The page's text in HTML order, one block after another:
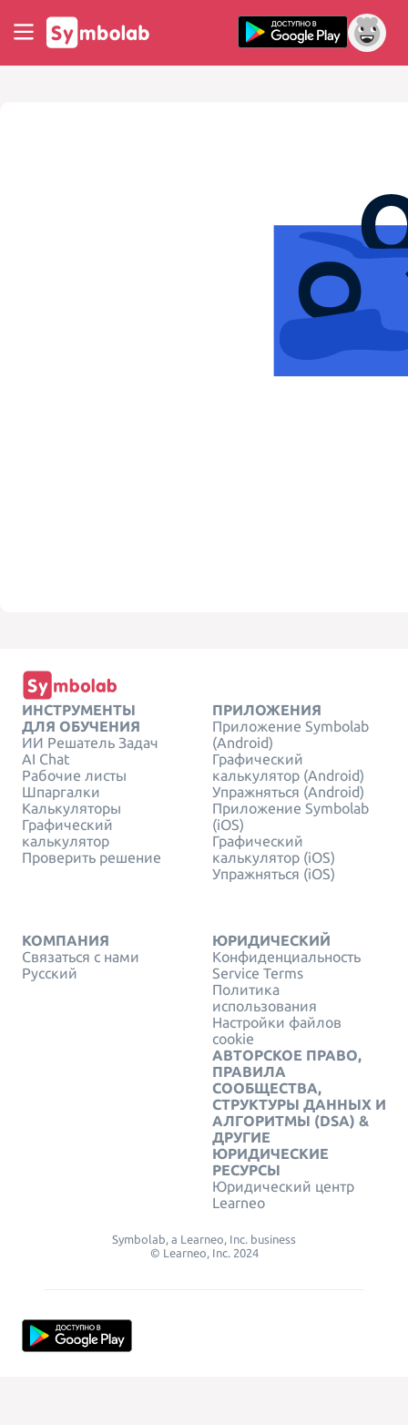
ИНСТРУМЕНТЫ
ДЛЯ ОБУЧЕНИЯ
ИИ Решатель Задач
AI Chat
Рабочие листы
Шпаргалки
Калькуляторы
Графический
калькулятор
Проверить решение
ПРИЛОЖЕНИЯ
Приложение Symbolab
(Android)
Графический
калькулятор (Android)
Упражняться (Android)
Приложение Symbolab
(iOS)
Графический
калькулятор (iOS)
Упражняться (iOS)
КОМПАНИЯ
Связаться с нами
Русский
ЮРИДИЧЕСКИЙ
Конфиденциальность
Service Terms
Политика
использования
Настройки файлов
cookie
АВТОРСКОЕ ПРАВО,
ПРАВИЛА
СООБЩЕСТВА,
СТРУКТУРЫ ДАННЫХ И
АЛГОРИТМЫ (DSA) &
ДРУГИЕ
ЮРИДИЧЕСКИЕ
РЕСУРСЫ
Юридический центр
Learneo
Symbolab, a Learneo, Inc. business
© Learneo, Inc. 2024